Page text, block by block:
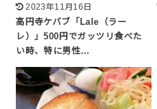
2023年11月16日
高円寺ケバブ「Lale（ラー
レ）」500円でガッツリ食べた
い時、特に男性…